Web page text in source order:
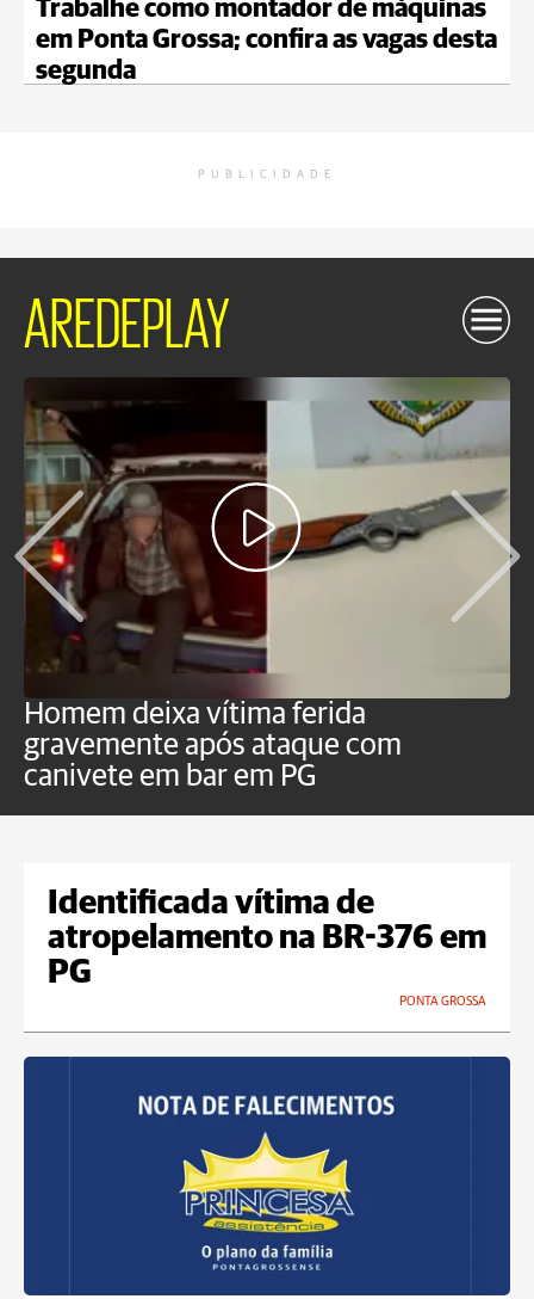
Trabalhe como montador de máquinas
em Ponta Grossa; confira as vagas desta
segunda
PUBLICIDADE
AREDEPLAY
Homem deixa vítima ferida
gravemente após ataque com
canivete em bar em PG
Identificada vítima de
atropelamento na BR-376 em
PG
PONTA GROSSA